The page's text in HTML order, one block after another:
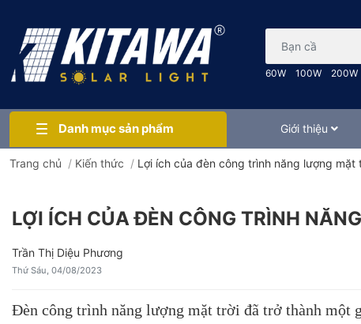
60W 100W 200W
Danh mục sản phẩm Giới thiệu
Trang chủ / Kiến thức / Lợi ích của đèn công trình năng lượng mặt
LỢI ÍCH CỦA ĐÈN CÔNG TRÌNH
Trần Thị Diệu Phương
Thứ Sáu, 04/08/2023
Đèn công trình năng lượng mặt trời đã trở thành một